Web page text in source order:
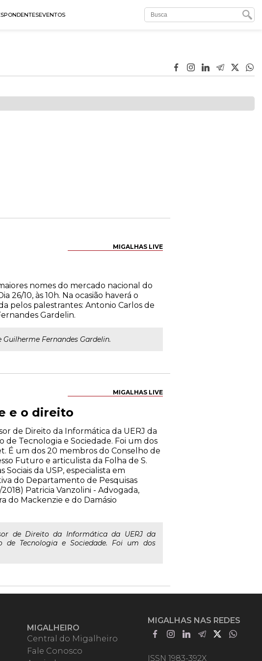
EVENTOS
MIGALHAS LIVE
nomes do mercado nacional do
10, às 10h. Na ocasião haverá o
pelos palestrantes: Antonio Carlos de
Gardelin.
Fernandes Gardelin.
MIGALHAS LIVE
e o direito
de Direito da Informática da UERJ da
Tecnologia e Sociedade. Foi um dos
É um dos 20 membros do Conselho de
Futuro e articulista da Folha de S.
Sociais da USP, especialista em
do Departamento de Pesquisas
Patricia Vanzolini - Advogada,
do Mackenzie e do Damásio
de Direito da Informática da UERJ da
de Tecnologia e Sociedade. Foi um dos
MIGALHEIRO
Central do Migalheiro
Fale Conosco
MIGALHAS NAS REDES
ISSN 1983-392X